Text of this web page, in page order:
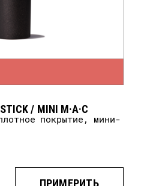
/ MINI M·A·C
ПРИМЕРИТЬ